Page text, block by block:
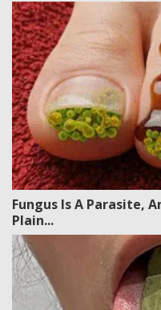
Fungus Is A Parasite,
Plain...